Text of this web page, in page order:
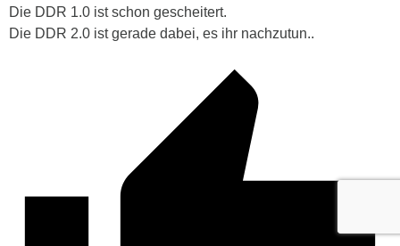
Die DDR 1.0 ist schon gescheitert.
Die DDR 2.0 ist gerade dabei, es ihr nachzutun..